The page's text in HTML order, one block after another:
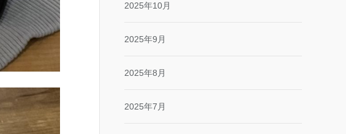
2025年10月
2025年9月
2025年8月
2025年7月